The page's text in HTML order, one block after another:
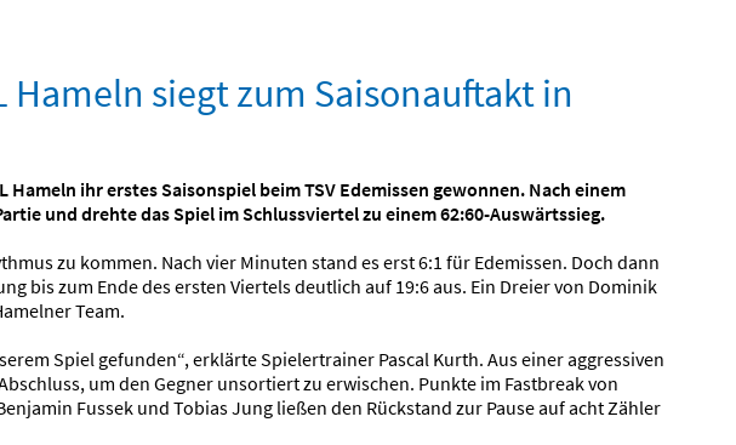
Hameln siegt zum Saisonauftakt in
ihr erstes Saisonspiel beim TSV Edemissen gewonnen. Nach einem
und drehte das Spiel im Schlussviertel zu einem 62:60-Auswärtssieg.
zu kommen. Nach vier Minuten stand es erst 6:1 für Edemissen. Doch dann
bis zum Ende des ersten Viertels deutlich auf 19:6 aus. Ein Dreier von Dominik
Team.
Spiel gefunden“, erklärte Spielertrainer Pascal Kurth. Aus einer aggressiven
um den Gegner unsortiert zu erwischen. Punkte im Fastbreak von
Fussek und Tobias Jung ließen den Rückstand zur Pause auf acht Zähler